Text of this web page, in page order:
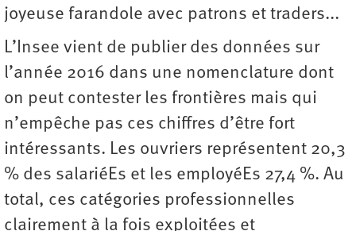
joyeuse farandole avec patrons et traders...
L’Insee vient de publier des données sur
l’année 2016 dans une nomenclature dont
on peut contester les frontières mais qui
n’empêche pas ces chiffres d’être fort
intéressants. Les ouvriers représentent 20,3
% des salariéEs et les employéEs 27,4 %. Au
total, ces catégories professionnelles
clairement à la fois exploitées et